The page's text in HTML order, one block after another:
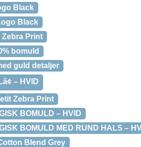
Black
Black
Zebra Print
bomuld
guld detaljer
– HVID
Zebra Print
BOMULD – HVID
BOMULD MED RUND HALS –
Blend Grey